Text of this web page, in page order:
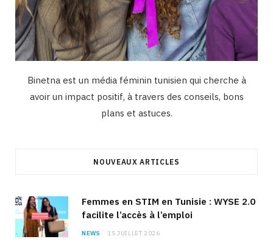
Binetna est un média féminin tunisien qui cherche à
avoir un impact positif, à travers des conseils, bons
plans et astuces.
NOUVEAUX ARTICLES
Femmes en STIM en Tunisie : WYSE 2.0
facilite l’accès à l’emploi
NEWS 15 JUILLET 2026